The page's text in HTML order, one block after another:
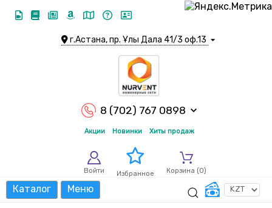
г.Астана, пр. Ұлы Дала 41/3 оф.13
8 (702) 767 0898
Акции Новинки Хиты продаж
Войти Избранное Корзина (0)
Каталог Меню